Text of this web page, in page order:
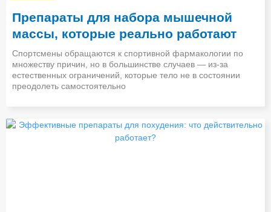
Препараты для набора мышечной
массы, которые реально работают
Спортсмены обращаются к спортивной фармакологии по
множеству причин, но в большинстве случаев — из-за
естественных ограничений, которые тело не в состоянии
преодолеть самостоятельно